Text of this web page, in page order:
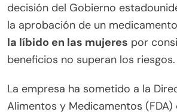
decisión del Gobierno
la aprobación de un
la líbido en las mujeres por
beneficios no superan los riesgos.
La empresa ha sometido a la
Alimentos y Medicamentos (FDA)